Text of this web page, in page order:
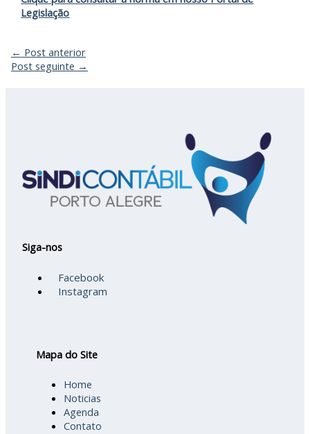
Legislação
← Post anterior
Post seguinte →
Siga-nos
Facebook
Instagram
Mapa do Site
Home
Noticias
Agenda
Contato